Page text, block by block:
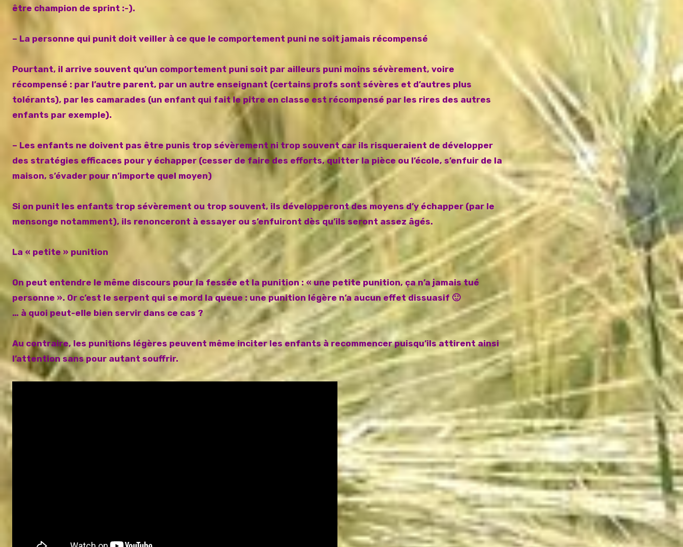
être champion de sprint :-).
– La personne qui punit doit veiller à ce que le comportement puni ne soit jamais récompensé
Pourtant, il arrive souvent qu’un comportement puni soit par ailleurs puni moins sévèrement, voire
récompensé : par l’autre parent, par un autre enseignant (certains profs sont sévères et d’autres plus
tolérants), par les camarades (un enfant qui fait le pitre en classe est récompensé par les rires des autres
enfants par exemple).
– Les enfants ne doivent pas être punis trop sévèrement ni trop souvent car ils risqueraient de développer
des stratégies efficaces pour y échapper (cesser de faire des efforts, quitter la pièce ou l’école, s’enfuir de la
maison, s’évader pour n’importe quel moyen)
Si on punit les enfants trop sévèrement ou trop souvent, ils développeront des moyens d’y échapper (par le
mensonge notamment), ils renonceront à essayer ou s’enfuiront dès qu’ils seront assez âgés.
La « petite » punition
On peut entendre le même discours pour la fessée et la punition : « une petite punition, ça n’a jamais tué
personne ». Or c’est le serpent qui se mord la queue : une punition légère n’a aucun effet dissuasif 🙂
… à quoi peut-elle bien servir dans ce cas ?
Au contraire, les punitions légères peuvent même inciter les enfants à recommencer puisqu’ils attirent ainsi
l’attention sans pour autant souffrir.